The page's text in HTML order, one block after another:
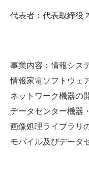
代表者：代表取締役
事業内容：情報シス
情報家電ソフトウェ
ネットワーク機器の
データセンター機器
画像処理ライブラリ
モバイル及びデータ